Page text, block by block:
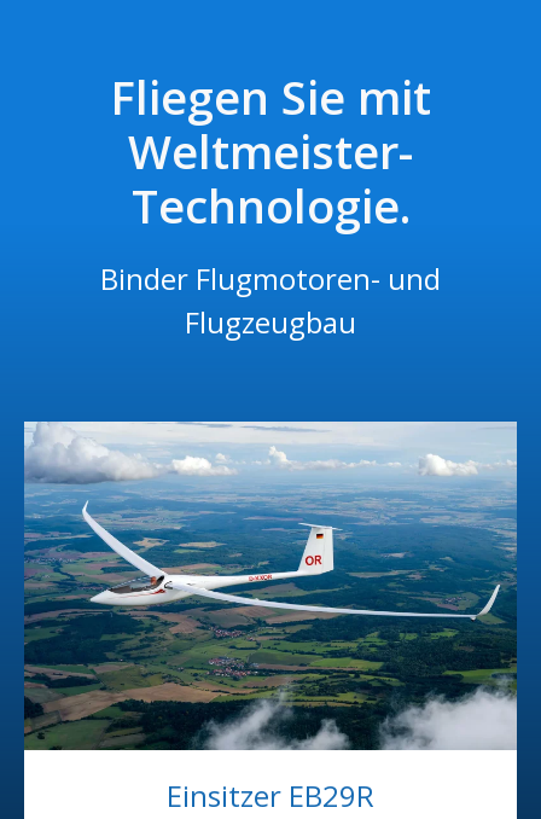
Fliegen Sie mit
Weltmeister-
Technologie.
Binder Flugmotoren- und
Flugzeugbau
Einsitzer EB29R